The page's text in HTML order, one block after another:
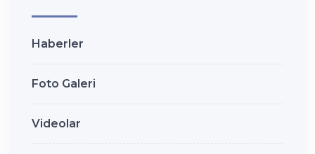
Haberler
Foto Galeri
Videolar